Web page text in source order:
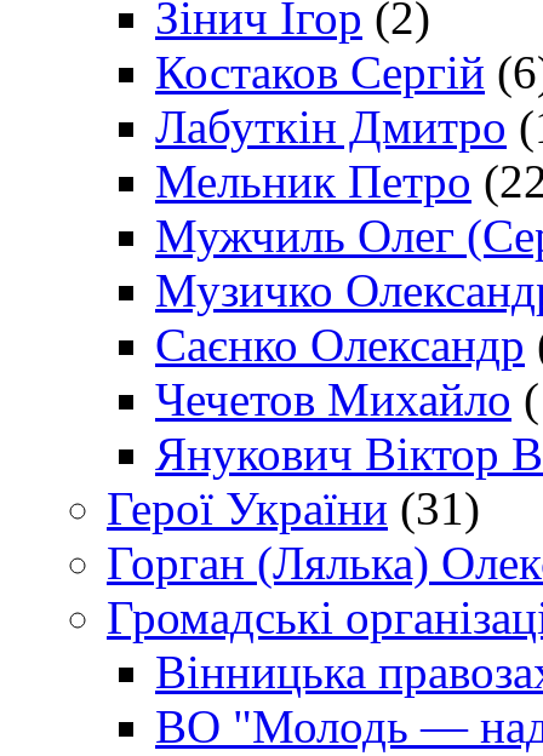
Зінич Ігор (2)
Костаков Сергій
Лабуткін Дмитро
Мельник Петро
Мужчиль Олег
Музичко
Саєнко Олександр
Чечетов Михайло
Янукович Віктор
Герої України (31)
Горган (Лялька)
Громадські
Вінницька
ВО "Молодь —